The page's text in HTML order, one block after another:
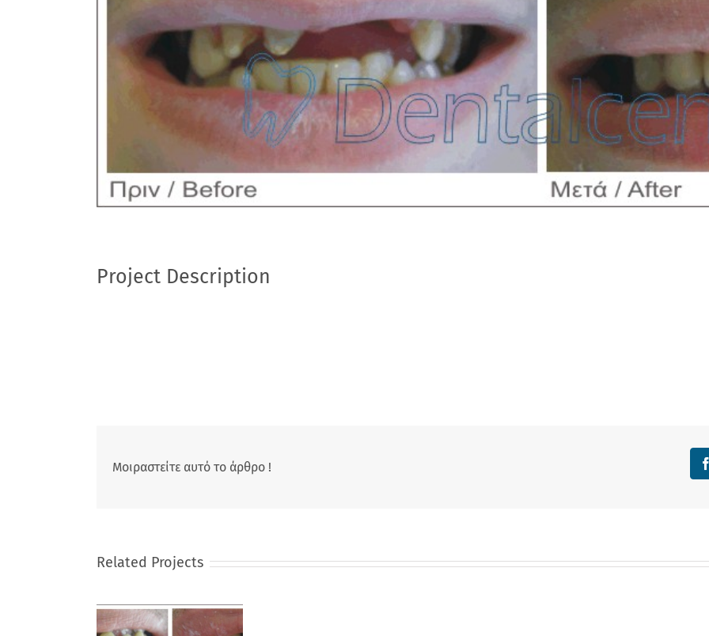
Image
Project Description
Μοιραστείτε αυτό το άρθρο !
Related Projects